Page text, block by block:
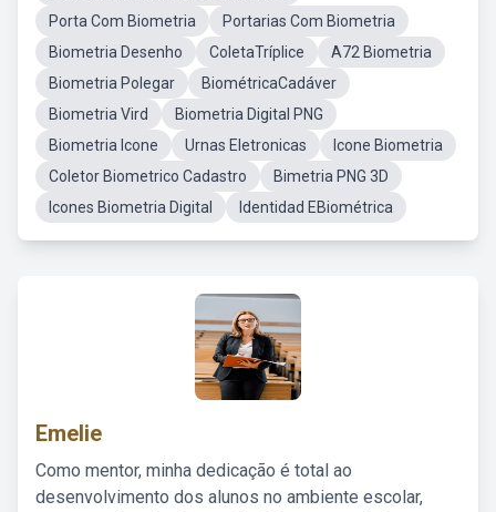
Porta Com Biometria
Portarias Com Biometria
Biometria Desenho
ColetaTríplice
A72 Biometria
Biometria Polegar
BiométricaCadáver
Biometria Vird
Biometria Digital PNG
Biometria Icone
Urnas Eletronicas
Icone Biometria
Coletor Biometrico Cadastro
Bimetria PNG 3D
Icones Biometria Digital
Identidad EBiométrica
Emelie
Como mentor, minha dedicação é total ao
desenvolvimento dos alunos no ambiente escolar,